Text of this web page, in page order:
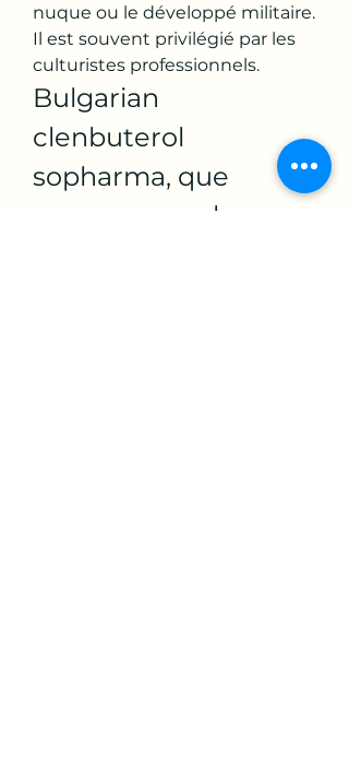
nuque ou le développé militaire.
Il est souvent privilégié par les
culturistes professionnels.
Bulgarian
clenbuterol
sopharma, que
manger pour la